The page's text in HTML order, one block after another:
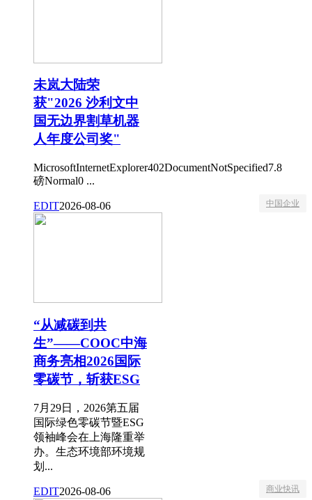
未岚大陆荣
获"2026 沙利文中
国无边界割草机器
人年度公司奖"
MicrosoftInternetExplorer402DocumentNotSpecified7.8
磅Normal0 ...
EDIT2026-08-06 中国企业
“从减碳到共
生”——COOC中海
商务亮相2026国际
零碳节，斩获ESG
7月29日，2026第五届
国际绿色零碳节暨ESG
领袖峰会在上海隆重举
办。生态环境部环境规
划...
EDIT2026-08-06 商业快讯